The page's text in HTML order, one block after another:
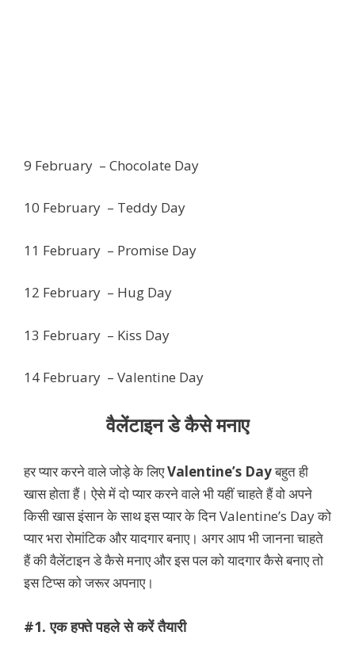
9 February – Chocolate Day
10 February – Teddy Day
11 February – Promise Day
12 February – Hug Day
13 February – Kiss Day
14 February – Valentine Day
वैलेंटाइन डे कैसे मनाए
हर प्यार करने वाले जोड़े के लिएValentine’s Dayबहुत ही
खास होता हैं। ऐसे में दो प्यार करने वाले भी यहीं चाहते हैं वो अपने
किसी खास इंसान के साथ इस प्यार के दिन Valentine’s Day को
प्यार भरा रोमांटिक और यादगार बनाए। अगर आप भी जानना चाहते
हैं की वैलेंटाइन डे कैसे मनाए और इस पल को यादगार कैसे बनाए तो
इस टिप्स को जरूर अपनाए।
#1. एक हफ्ते पहले से करें तैयारी